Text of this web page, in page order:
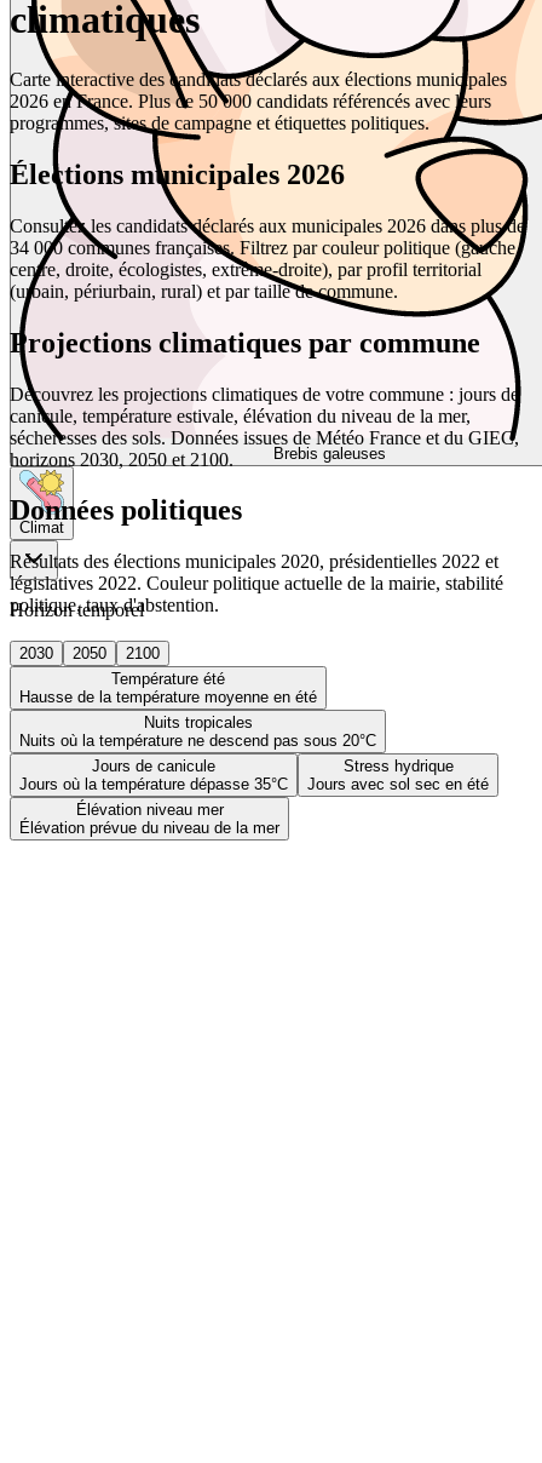
Brebis galeuses
Climat
Horizon temporel
2030 2050
2100
Température été
Hausse de la température moyenne en été
Nuits tropicales
Nuits où la température ne descend pas sous 20°C
Jours de canicule
Jours où la température dépasse 35°C
Stress hydrique
Jours avec sol sec en été
Élévation niveau mer
Élévation prévue du niveau de la mer
climatiques
Carte interactive des candidats déclarés aux élections municipales
2026 en France. Plus de 50 000 candidats référencés avec leurs
programmes, sites de campagne et étiquettes politiques.
Élections municipales 2026
Consultez les candidats déclarés aux municipales 2026 dans plus de
34 000 communes françaises. Filtrez par couleur politique (gauche,
centre, droite, écologistes, extrême-droite), par profil territorial
(urbain, périurbain, rural) et par taille de commune.
Projections climatiques par commune
Découvrez les projections climatiques de votre commune : jours de
canicule, température estivale, élévation du niveau de la mer,
sécheresses des sols. Données issues de Météo France et du GIEC,
horizons 2030, 2050 et 2100.
Données politiques
Résultats des élections municipales 2020, présidentielles 2022 et
législatives 2022. Couleur politique actuelle de la mairie, stabilité
politique, taux d'abstention.